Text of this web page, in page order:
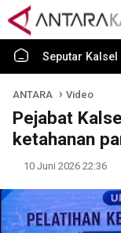
Seputar Kalsel
ANTARA Video
Pejabat
ketahanan
10 Juni 2026 22:36